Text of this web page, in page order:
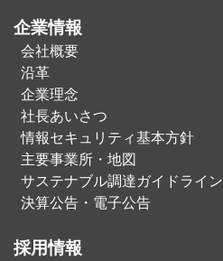
企業情報
会社概要
沿革
企業理念
社長あいさつ
情報セキュリティ基本方針
主要事業所・地図
サステナブル調達ガイドライン
決算公告・電子公告
採用情報